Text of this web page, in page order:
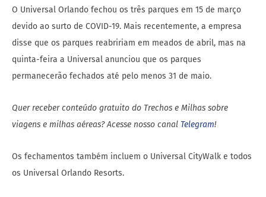
O Universal Orlando fechou os três parques em 15 de março
devido ao surto de COVID-19. Mais recentemente, a empresa
disse que os parques reabririam em meados de abril, mas na
quinta-feira a Universal anunciou que os parques
permanecerão fechados até pelo menos 31 de maio.
Quer receber conteúdo gratuito do Trechos e Milhas sobre
viagens e milhas aéreas? Acesse nosso canal Telegram!
Os fechamentos também incluem o Universal CityWalk e todos
os Universal Orlando Resorts.